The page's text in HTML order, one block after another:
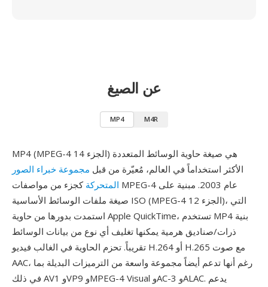
عن الصيغ
MP4 M4R
MP4 (MPEG-4 الجزء 14) هي صيغة حاوية الوسائط المتعددة
الأكثر استخداماً في العالم، مُعيّرة من قبل مجموعة خبراء الصور
المتحركة كجزء من مواصفات MPEG-4 عام 2003. مبنية على
صيغة ملفات الوسائط الأساسية ISO (MPEG-4 الجزء 12)، التي
استمدت بدورها من حاوية Apple QuickTime، تستخدم MP4 بنية
ذرات/صناديق هرمية يمكنها تغليف أي نوع من بيانات الوسائط
تقريباً. تحزم الحاوية في الغالب فيديو H.264 أو H.265 مع صوت
AAC، رغم أنها تدعم أيضاً مجموعة واسعة من الترميزات البديلة بما
في ذلك AV1 وVP9 وMPEG-4 Visual وAC-3 وALAC. يدعم